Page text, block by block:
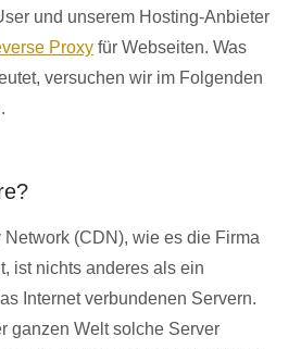
und unserem Hosting-Anbieter
Proxy für Webseiten. Was
versuchen wir im Folgenden
(CDN), wie es die Firma
ist nichts anderes als ein
Internet verbundenen Servern.
ganzen Welt solche Server